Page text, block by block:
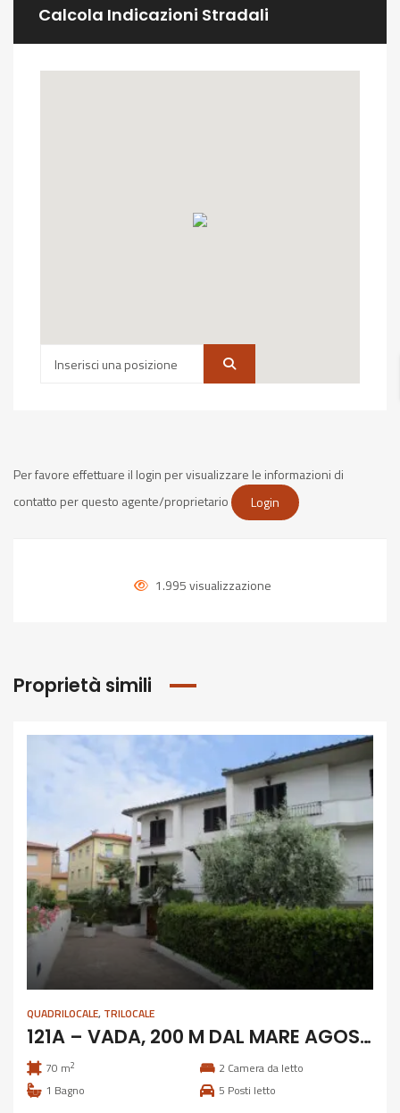
Calcola Indicazioni Stradali
Per favore effettuare il login per visualizzare le informazioni di
contatto per questo agente/proprietario
Login
1.995 visualizzazione
Proprietà simili
QUADRILOCALE, TRILOCALE
121A – VADA, 200 M DAL MARE AGOSTO MESE INTERO
70 m2 2 Camera da letto
1 Bagno 5 Posti letto